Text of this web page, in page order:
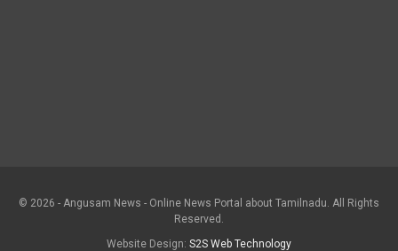
© 2026 - Angusam News - Online News Portal about Tamilnadu. All Rights
Reserved.
Website Design: S2S Web Technology